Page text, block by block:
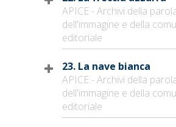
APICE - Archivi della
dell'immagine e della
editoriale
23. La nave bianca
APICE - Archivi della
dell'immagine e della
editoriale